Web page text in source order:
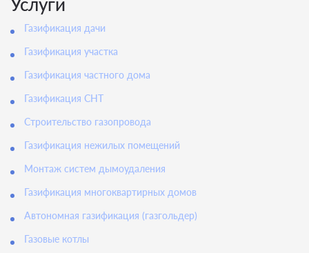
Газификация дачи
Газификация участка
Газификация частного дома
Газификация СНТ
Строительство газопровода
Газификация нежилых помещений
Монтаж систем дымоудаления
Газификация многоквартирных домов
Автономная газификация (газгольдер)
Газовые котлы